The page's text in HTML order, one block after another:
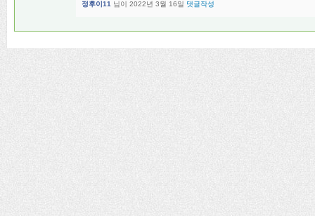
정후이11 님이 2022년 3월 16일 댓글작성